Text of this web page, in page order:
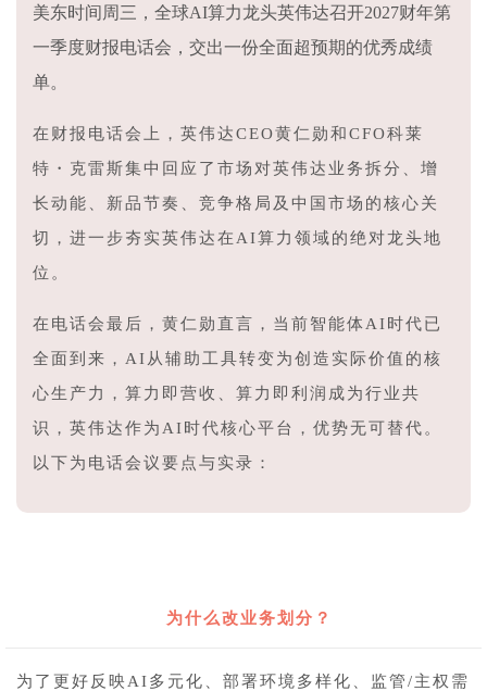
美东时间周三，全球AI算力龙头英伟达召开2027财年第
一季度财报电话会，交出一份全面超预期的优秀成绩
单。
在财报电话会上，英伟达CEO黄仁勋和CFO科莱
特・克雷斯集中回应了市场对英伟达业务拆分、增
长动能、新品节奏、竞争格局及中国市场的核心关
切，进一步夯实英伟达在AI算力领域的绝对龙头地
位。
在电话会最后，黄仁勋直言，当前智能体AI时代已
全面到来，AI从辅助工具转变为创造实际价值的核
心生产力，算力即营收、算力即利润成为行业共
识，英伟达作为AI时代核心平台，优势无可替代。
以下为电话会议要点与实录：
为什么改业务划分？
为了更好反映AI多元化、部署环境多样化、监管/主权需